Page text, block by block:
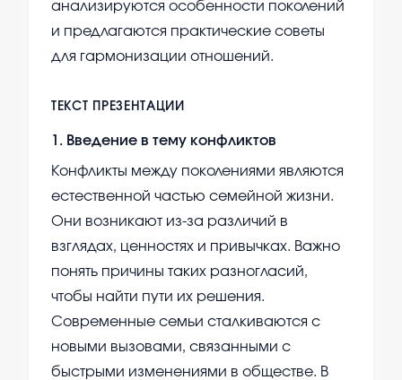
анализируются особенности поколений
и предлагаются практические советы
для гармонизации отношений.
ТЕКСТ ПРЕЗЕНТАЦИИ
1 . Введение в тему конфликтов
Конфликты между поколениями являются
естественной частью семейной жизни.
Они возникают из-за различий в
взглядах, ценностях и привычках. Важно
понять причины таких разногласий,
чтобы найти пути их решения.
Современные семьи сталкиваются с
новыми вызовами, связанными с
быстрыми изменениями в обществе. В